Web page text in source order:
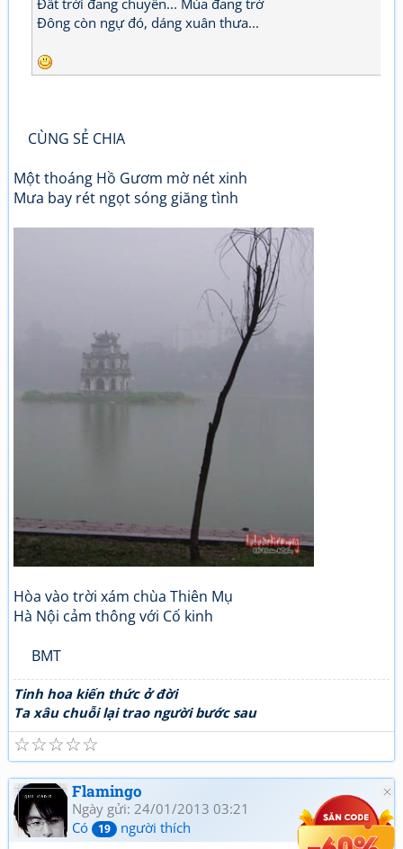
Đất trời đang chuyển... Mùa đang trở
Đông còn ngự đó, dáng xuân thưa...
CÙNG SẺ CHIA
Một thoáng Hồ Gươm mờ nét xinh
Mưa bay rét ngọt sóng giăng tình
Hòa vào trời xám chùa Thiên Mụ
Hà Nội cảm thông với Cố kinh
BMT
Tinh hoa kiến thức ở đời
Ta xâu chuỗi lại trao người bước sau
☆
☆
☆
☆
☆
Flamingo
Ngày gửi: 24/01/2013 03:21
Có
19 người thích